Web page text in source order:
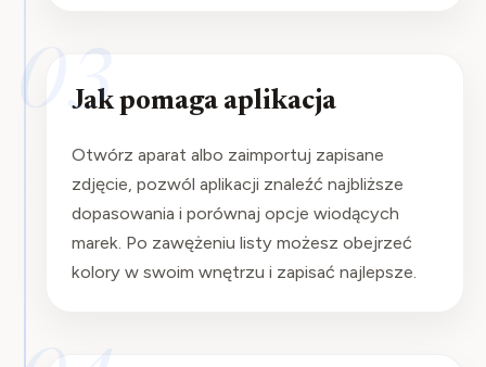
03
Jak pomaga aplikacja
Otwórz aparat albo zaimportuj zapisane
zdjęcie, pozwól aplikacji znaleźć najbliższe
dopasowania i porównaj opcje wiodących
marek. Po zawężeniu listy możesz obejrzeć
kolory w swoim wnętrzu i zapisać najlepsze.